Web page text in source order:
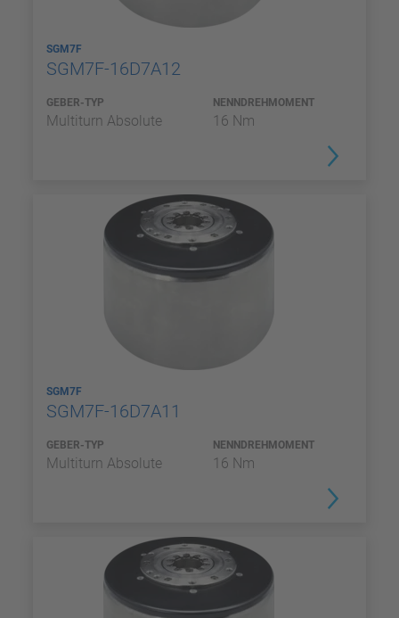
SGM7F
SGM7F-16D7A12
GEBER-TYP
Multiturn Absolute
NENNDREHMOMENT
16 Nm
SGM7F
SGM7F-16D7A11
GEBER-TYP
Multiturn Absolute
NENNDREHMOMENT
16 Nm